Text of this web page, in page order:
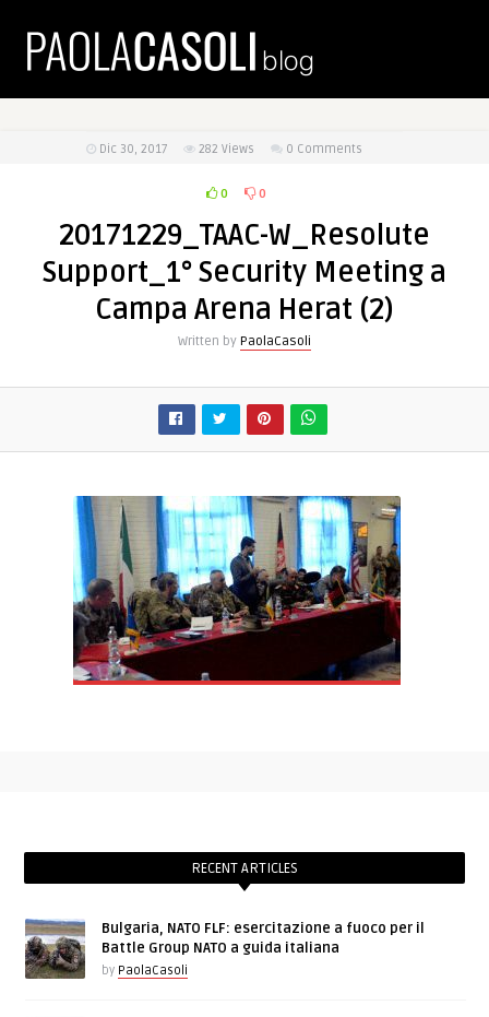
Dic 30, 2017 282 Views 0 Comments
0 0
20171229_TAAC-W_Resolute
Support_1° Security Meeting a
Campa Arena Herat (2)
Written by PaolaCasoli
RECENT ARTICLES
Bulgaria, NATO FLF: esercitazione a fuoco per il
Battle Group NATO a guida italiana
by PaolaCasoli